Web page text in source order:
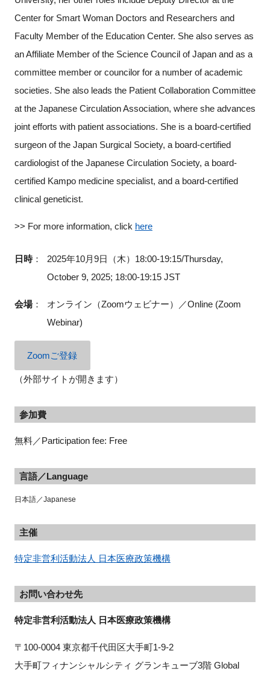
Center for Smart Woman Doctors and Researchers and
Faculty Member of the Education Center. She also serves as
an Affiliate Member of the Science Council of Japan and as a
committee member or councilor for a number of academic
societies. She also leads the Patient Collaboration Committee
at the Japanese Circulation Association, where she advances
joint efforts with patient associations. She is a board-certified
surgeon of the Japan Surgical Society, a board-certified
cardiologist of the Japanese Circulation Society, a board-
certified Kampo medicine specialist, and a board-certified
clinical geneticist.
>> For more information, click here
日時：
2025年10月9日（木）18:00-19:15/Thursday,
October 9, 2025; 18:00-19:15 JST
会場： オンライン（Zoomウェビナー）／Online (Zoom
Webinar)
Zoomご登録
（外部サイトが開きます）
参加費
無料／Participation fee: Free
言語／Language
日本語／Japanese
主催
特定非営利活動法人 日本医療政策機構
お問い合わせ先
特定非営利活動法人 日本医療政策機構
〒100-0004 東京都千代田区大手町1-9-2
大手町フィナンシャルシティ グランキューブ3階 Global